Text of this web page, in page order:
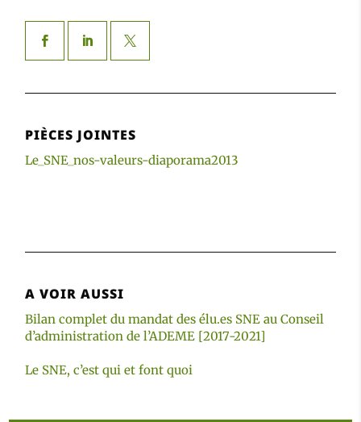
PIÈCES JOINTES
Le_SNE_nos-valeurs-diaporama2013
A VOIR AUSSI
Bilan complet du mandat des élu.es SNE au Conseil
d’administration de l’ADEME [2017-2021]
Le SNE, c’est qui et font quoi